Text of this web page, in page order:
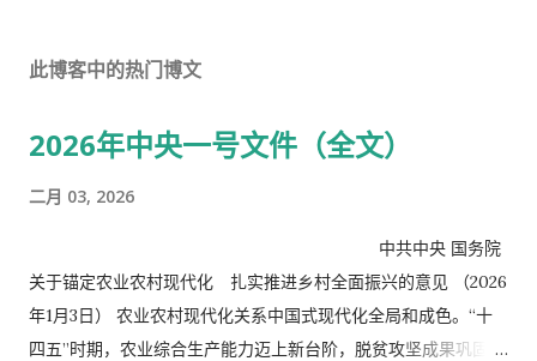
此博客中的热门博文
2026年中央一号文件（全文）
二月 03, 2026
中共中央 国务院
关于锚定农业农村现代化 扎实推进乡村全面振兴的意见 （2026
年1月3日） 农业农村现代化关系中国式现代化全局和成色。“十
四五”时期，农业综合生产能力迈上新台阶，脱贫攻坚成果巩固拓